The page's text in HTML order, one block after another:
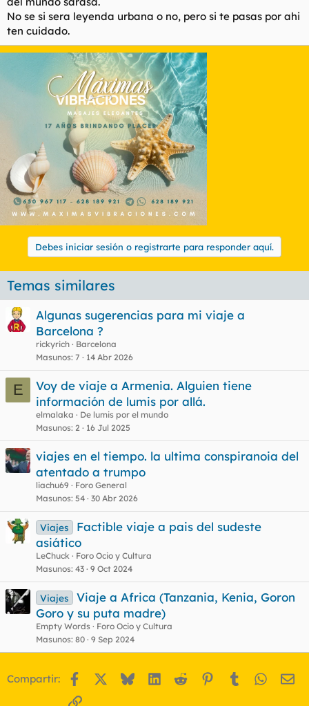
No se si sera leyenda urbana o no, pero si te pasas por ahi
ten cuidado.
Debes iniciar sesión o registrarte para responder aquí.
Temas similares
Algunas sugerencias para mi viaje a
Barcelona ?
rickyrich
Barcelona
Masunos 7 14 Abr 2026
E
Voy de viaje a Armenia. Alguien tiene
información de lumis por allá.
elmalaka
De lumis por el mundo
Masunos 2 16 Jul 2025
viajes en el tiempo. la ultima conspiranoia del
atentado a trumpo
liachu69
Foro General
Masunos 54 30 Abr 2026
Viajes
Factible viaje a pais del sudeste
asiático
LeChuck
Foro Ocio y Cultura
Masunos 43 9 Oct 2024
Viajes
Viaje a Africa (Tanzania, Kenia, Goron
Goro y su puta madre)
Empty Words
Foro Ocio y Cultura
Masunos 80 9 Sep 2024
Compartir: Facebook BlueskyLinkedIn
Reddit Pinterest
Tumblr
Enlace